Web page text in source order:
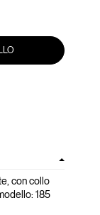
con collo
185